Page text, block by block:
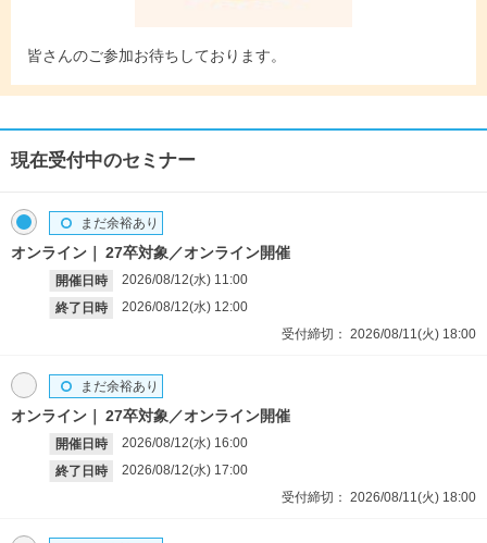
皆さんのご参加お待ちしております。
現在受付中のセミナー
オンライン 27卒対象／オンライン開催
開催日時 2026/08/12(水) 11:00
終了日時
2026/08/12(水) 12:00
まだ余裕あり
受付締切： 2026/08/11(火) 18:00
オンライン 27卒対象／オンライン開催
開催日時 2026/08/12(水) 16:00
終了日時
2026/08/12(水) 17:00
まだ余裕あり
受付締切： 2026/08/11(火) 18:00